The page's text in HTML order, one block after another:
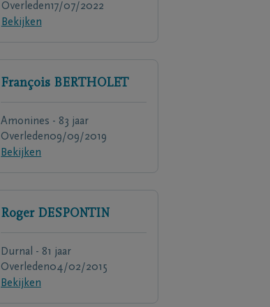
Overleden17/07/2022
Bekijken
François BERTHOLET
Amonines - 83 jaar
Overleden09/09/2019
Bekijken
Roger DESPONTIN
Durnal - 81 jaar
Overleden04/02/2015
Bekijken